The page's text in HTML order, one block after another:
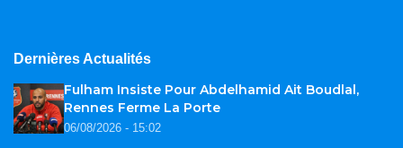
Dernières Actualités
Fulham Insiste Pour Abdelhamid Ait Boudlal,
Rennes Ferme La Porte
06/08/2026 - 15:02